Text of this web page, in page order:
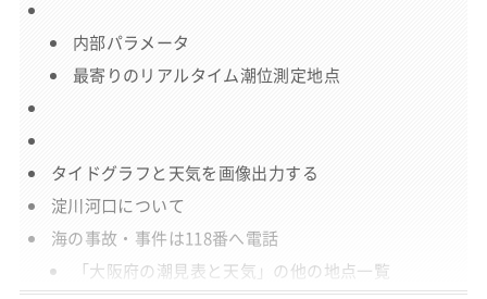
内部パラメータ
最寄りのリアルタイム潮位測定地点
タイドグラフと天気を画像出力する
淀川河口について
海の事故・事件は118番へ電話
「大阪府の潮見表と天気」の他の地点一覧